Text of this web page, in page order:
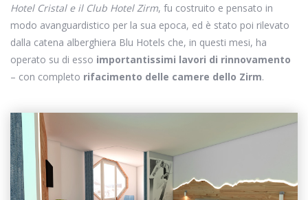
Hotel Cristal e il Club Hotel Zirm, fu costruito e pensato in
modo avanguardistico per la sua epoca, ed è stato poi rilevato
dalla catena alberghiera Blu Hotels che, in questi mesi, ha
operato su di esso importantissimi lavori di rinnovamento
– con completo rifacimento delle camere dello Zirm.